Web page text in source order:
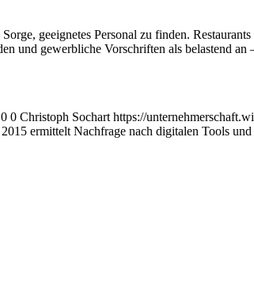
geeignetes Personal zu finden.
und gewerbliche Vorschriften als belastend
0 0 Christoph Sochart https://
ermittelt Nachfrage nach digitalen Tools